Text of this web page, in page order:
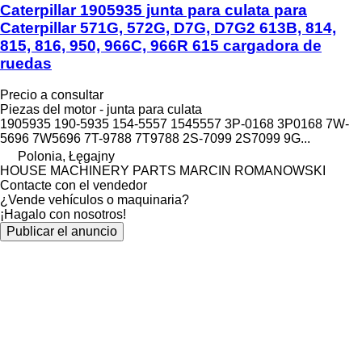
Caterpillar 1905935 junta para culata para
Caterpillar 571G, 572G, D7G, D7G2 613B, 814,
815, 816, 950, 966C, 966R 615 cargadora de
ruedas
Precio a consultar
Piezas del motor - junta para culata
1905935 190-5935 154-5557 1545557 3P-0168 3P0168 7W-
5696 7W5696 7T-9788 7T9788 2S-7099 2S7099 9G...
Polonia, Łęgajny
HOUSE MACHINERY PARTS MARCIN ROMANOWSKI
Contacte con el vendedor
¿Vende vehículos o maquinaria?
¡Hagalo con nosotros!
Publicar el anuncio